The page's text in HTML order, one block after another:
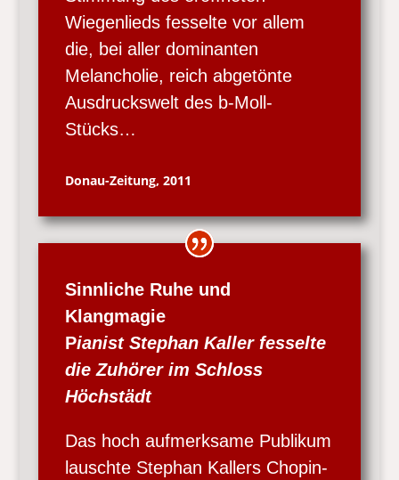
Wiegenlieds fesselte vor allem
die, bei aller dominanten
Melancholie, reich abgetönte
Ausdruckswelt des b-Moll-
Stücks…
Donau-Zeitung, 2011
Sinnliche Ruhe und
Klangmagie
Pianist Stephan Kaller fesselte
die Zuhörer im Schloss
Höchstädt
Das hoch aufmerksame Publikum
lauschte Stephan Kallers Chopin-